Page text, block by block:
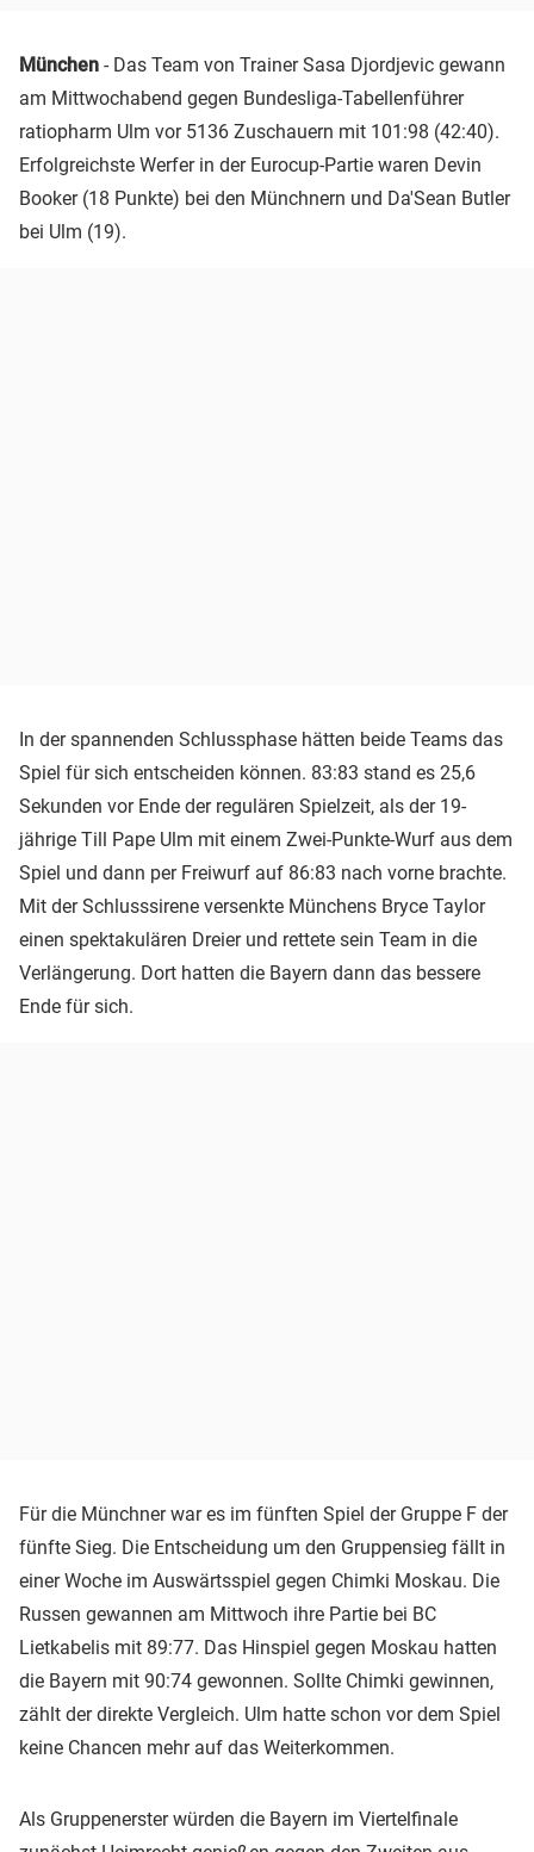
München - Das Team von Trainer Sasa Djordjevic gewann
am Mittwochabend gegen Bundesliga-Tabellenführer
ratiopharm Ulm vor 5136 Zuschauern mit 101:98 (42:40).
Erfolgreichste Werfer in der Eurocup-Partie waren Devin
Booker (18 Punkte) bei den Münchnern und Da'Sean Butler
bei Ulm (19).
In der spannenden Schlussphase hätten beide Teams das
Spiel für sich entscheiden können. 83:83 stand es 25,6
Sekunden vor Ende der regulären Spielzeit, als der 19-
jährige Till Pape Ulm mit einem Zwei-Punkte-Wurf aus dem
Spiel und dann per Freiwurf auf 86:83 nach vorne brachte.
Mit der Schlusssirene versenkte Münchens Bryce Taylor
einen spektakulären Dreier und rettete sein Team in die
Verlängerung. Dort hatten die Bayern dann das bessere
Ende für sich.
Für die Münchner war es im fünften Spiel der Gruppe F der
fünfte Sieg. Die Entscheidung um den Gruppensieg fällt in
einer Woche im Auswärtsspiel gegen Chimki Moskau. Die
Russen gewannen am Mittwoch ihre Partie bei BC
Lietkabelis mit 89:77. Das Hinspiel gegen Moskau hatten
die Bayern mit 90:74 gewonnen. Sollte Chimki gewinnen,
zählt der direkte Vergleich. Ulm hatte schon vor dem Spiel
keine Chancen mehr auf das Weiterkommen.
Als Gruppenerster würden die Bayern im Viertelfinale